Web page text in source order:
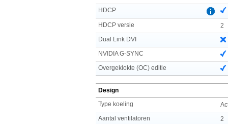
HDCP
HDCP versie
2
Dual Link DVI
NVIDIA G-SYNC
Overgeklokte (OC) editie
Design
Type koeling
Aantal ventilatoren
2